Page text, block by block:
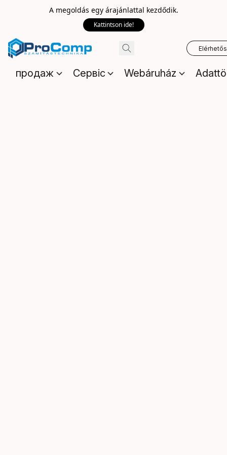
A megoldás egy árajánlattal kezdődik.
Kattintson ide!
продаж Сервіс Webáruház